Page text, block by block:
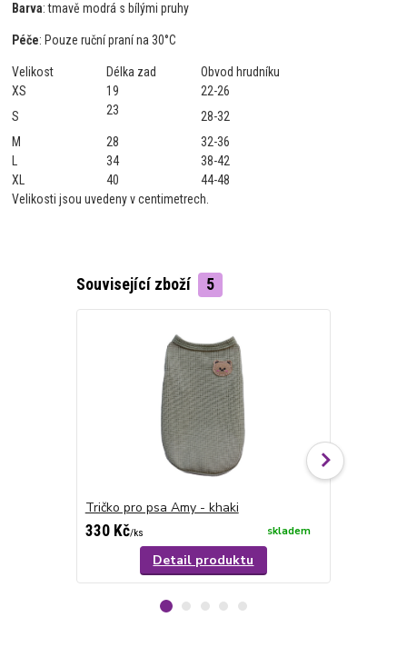
Barva: tmavě modrá s bílými pruhy
Péče: Pouze ruční praní na 30°C
Velikost Délka zad
Obvod hrudníku
XS
19
22-26
S
23
28-32
M
28
32-36
L
34
38-42
XL
40
44-48
Velikosti jsou uvedeny v centimetrech.
Související zboží 5
Tričko pro psa Amy - khaki
330 Kč/ks skladem
Detail produktu